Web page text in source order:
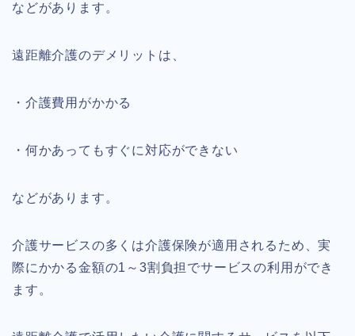
などがあります。
遠距離介護のデメリットは、
・介護費用がかかる
・何かあってもすぐに対応ができない
などがあります。
介護サービスの多くは介護保険が適用されるため、実
際にかかる金額の1～3割負担でサービスの利用ができ
ます。